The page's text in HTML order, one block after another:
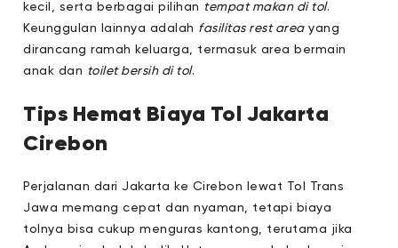
kecil, serta berbagai pilihan tempat makan di tol.
Keunggulan lainnya adalah fasilitas rest areayang
dirancang ramah keluarga, termasuk area bermain
anak dan toilet bersih di tol.
Tips Hemat Biaya Tol Jakarta
Cirebon
Perjalanan dari Jakarta ke Cirebon lewat Tol Trans
Jawa memang cepat dan nyaman, tetapi biaya
tolnya bisa cukup menguras kantong, terutama jika